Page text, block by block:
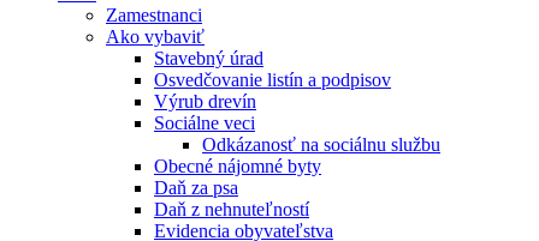
Zamestnanci
Ako vybaviť
Stavebný úrad
Osvedčovanie listín a podpisov
Výrub drevín
Sociálne veci
Odkázanosť na sociálnu službu
Obecné nájomné byty
Daň za psa
Daň z nehnuteľností
Evidencia obyvateľstva